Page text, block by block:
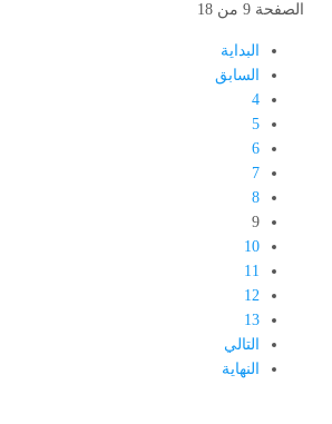
الصفحة 9 من 18
البداية
السابق
4
5
6
7
8
9
10
11
12
13
التالي
النهاية